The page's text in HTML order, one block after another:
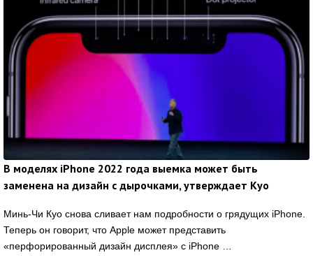
В моделях iPhone 2022 года выемка может быть
заменена на дизайн с дырочками, утверждает Куо
Минь-Чи Куо снова сливает нам подробности о грядущих iPhone.
Теперь он говорит, что Apple может представить
«перфорированный дизайн дисплея» с iPhone …